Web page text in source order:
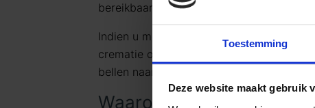
Toestemming
Deze website maakt gebruik
bereikbaar op telefoonnummer
Indien u meer informatie wilt ontvangen
crematie of
bellen naar
Waarom voor Goedkope